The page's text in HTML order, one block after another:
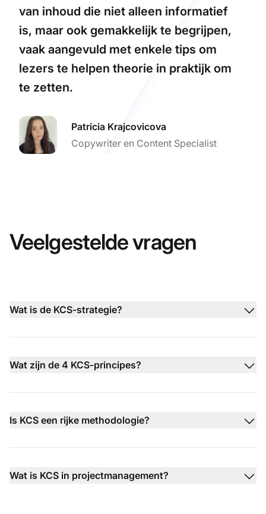
van inhoud die niet alleen informatief
is, maar ook gemakkelijk te begrijpen,
vaak aangevuld met enkele tips om
lezers te helpen theorie in praktijk om
te zetten.
Patricia Krajcovicova
Copywriter en Content Specialist
Veelgestelde vragen
Wat is de KCS-strategie?
Wat zijn de 4 KCS-principes?
Is KCS een rijke methodologie?
Wat is KCS in projectmanagement?